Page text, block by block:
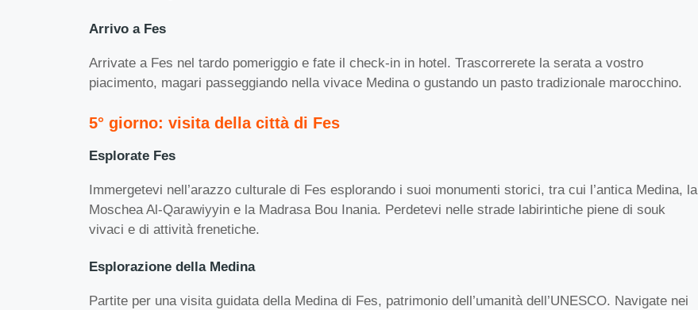
Arrivo a Fes
Arrivate a Fes nel tardo pomeriggio e fate il check-in in hotel. Trascorrerete la serata a vostro
piacimento, magari passeggiando nella vivace Medina o gustando un pasto tradizionale marocchino.
5° giorno: visita della città di Fes
Esplorate Fes
Immergetevi nell’arazzo culturale di Fes esplorando i suoi monumenti storici, tra cui l’antica Medina, la
Moschea Al-Qarawiyyin e la Madrasa Bou Inania. Perdetevi nelle strade labirintiche piene di souk
vivaci e di attività frenetiche.
Esplorazione della Medina
Partite per una visita guidata della Medina di Fes, patrimonio dell’umanità dell’UNESCO. Navigate nei